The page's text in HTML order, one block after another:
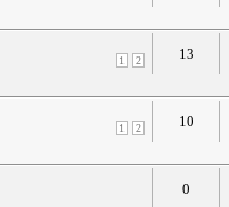
1 2 13
1 2 10
0